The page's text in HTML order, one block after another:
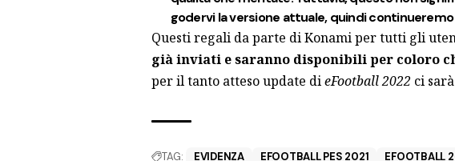
godervi la versione attuale, quindi
Questi regali da parte di Konami per tutti gli
già inviati e saranno disponibili per coloro
per il tanto atteso update dieFootball 2022 ci
TAG: EVIDENZA EFOOTBALL PES 2021 EFOOTBALL